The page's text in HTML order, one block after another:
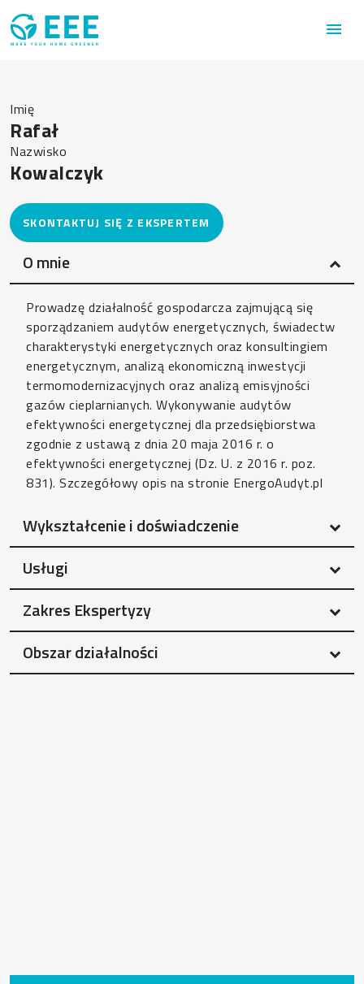
Przejdź do treści
menu
Imię
Rafał
Nazwisko
Kowalczyk
O mnie
Prowadzę działalność gospodarcza zajmującą się
sporządzaniem audytów energetycznych, świadectw
charakterystyki energetycznych oraz konsultingiem
energetycznym, analizą ekonomiczną inwestycji
termomodernizacyjnych oraz analizą emisyjności
gazów cieplarnianych. Wykonywanie audytów
efektywności energetycznej dla przedsiębiorstwa
zgodnie z ustawą z dnia 20 maja 2016 r. o
efektywności energetycznej (Dz. U. z 2016 r. poz.
831). Szczegółowy opis na stronie EnergoAudyt.pl
Wykształcenie i doświadczenie
Usługi
Zakres Ekspertyzy
Obszar działalności